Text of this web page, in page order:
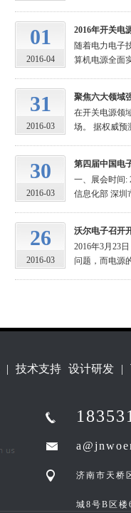
01
2016-04
2016年开关电
随着电力电子
算机电源全面
31
2016-03
聚焦六大领域
在开关电源领
场。 据权威预
30
2016-03
第四届中国电
一、展会时间:
信息化部 深圳
26
2016-03
沃尔电子召开
2016年3月23
问题，而电源
| 技术支持 设计研发 |
济南市天桥
城8号B区楼